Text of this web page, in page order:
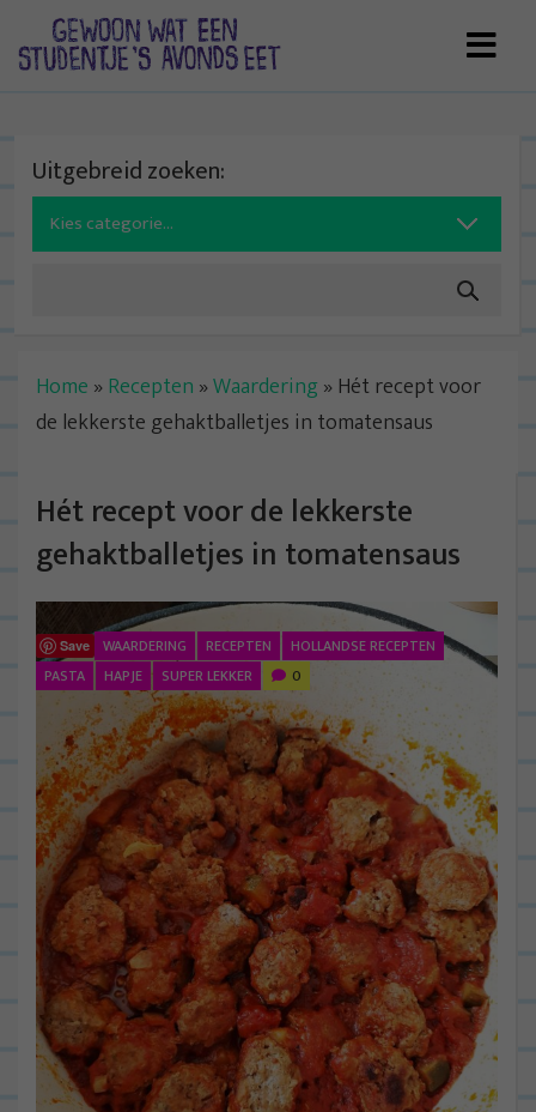
Uitgebreid zoeken:
Search
for:
Home » Recepten »Waardering» Hét recept voor
de lekkerste gehaktballetjes in tomatensaus
Hét recept voor de lekkerste
gehaktballetjes in tomatensaus
Save WAARDERING RECEPTEN
HOLLANDSE RECEPTEN
PASTA
HAPJE SUPER LEKKER 0